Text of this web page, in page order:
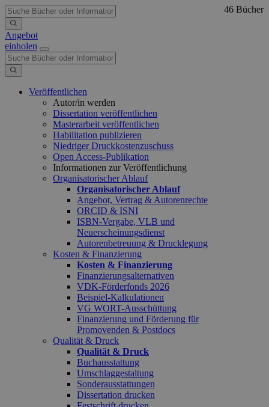
Angebot
einholen
Veröffentlichen
Autor/in werden
Dissertation veröffentlichen
Masterarbeit veröffentlichen
Habilitation publizieren
Niedriger Druckkostenzuschuss
Open Access-Publikation
Informationen zur Veröffentlichung
Organisatorischer Ablauf
Organisatorischer Ablauf
Angebot, Vertrag & Autorenrechte
ORCID & ISNI
ISBN-Vergabe, VLB und
Neuerscheinungsdienst
Autorenbetreuung & Drucklegung
Kosten & Finanzierung
Kosten & Finanzierung
Finanzierungsalternativen
VDK-Förderfonds 2026
Beispiel-Kalkulationen
VG WORT-Ausschüttung
Finanzierung und Förderung für
Promovenden & Postdocs
Qualität & Druck
Qualität & Druck
Buchausstattung
Umschlaggestaltung
Sonderausstattungen
Dissertation drucken
46 Bücher